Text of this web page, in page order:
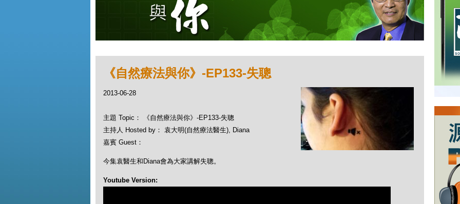
《自然療法與你》-EP133-失聰
2013-06-28
主題 Topic： 《自然療法與你》-EP133-失聰
主持人 Hosted by： 袁大明(自然療法醫生), Diana
嘉賓 Guest：
今集袁醫生和Diana會為大家講解失聰。
Youtube Version: